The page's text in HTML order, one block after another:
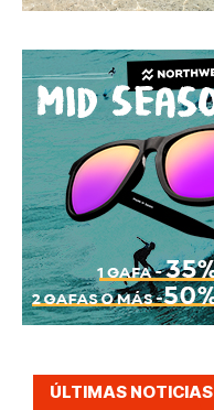
ÚLTIMAS NOTICIAS